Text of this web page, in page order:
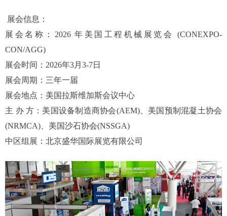
展会信息：
展会名称： 2026 年美国工程机械展览会 (CONEXPO-
CON/AGG)
展会时间： 2026年3月3-7日
展会周期：三年一届
展会地点：美国拉斯维加斯会议中心
主 办 方：美国设备制造商协会(AEM)、美国预制混凝土协会
(NRMCA)、美国沙石协会(NSSGA)
中区组展：北京盛华国际展览有限公司